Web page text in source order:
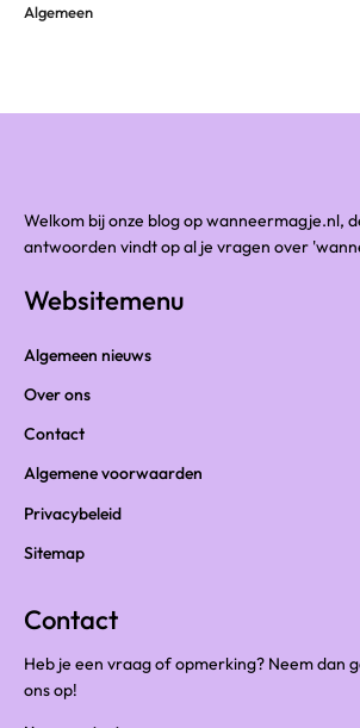
Algemeen
Welkom bij onze blog op wanneermagje.nl,
antwoorden vindt op al je vragen over
Websitemenu
Algemeen nieuws
Over ons
Contact
Algemene voorwaarden
Privacybeleid
Sitemap
Contact
Heb je een vraag of opmerking? Neem dan
ons op!